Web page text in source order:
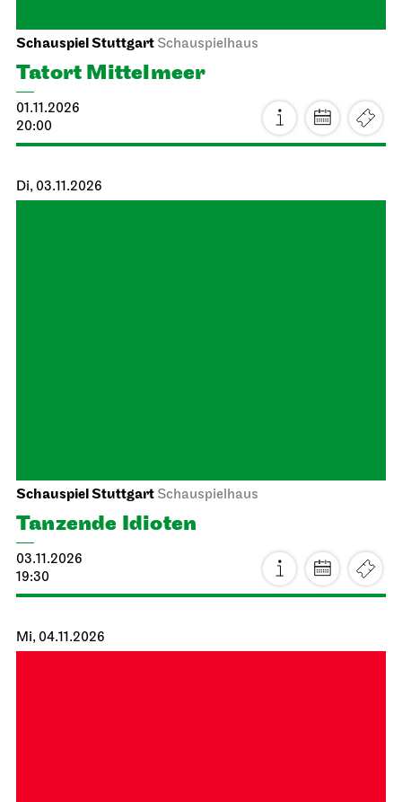
Schauspiel Stuttgart Schauspielhaus
Tatort Mittelmeer
01.11.2026
20:00
Di, 03.11.2026
Schauspiel Stuttgart Schauspielhaus
Tanzende Idioten
03.11.2026
19:30
Mi, 04.11.2026